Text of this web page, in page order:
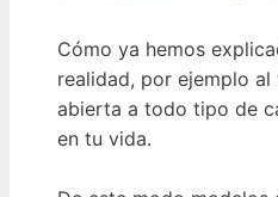
Cómo ya hemos
realidad, por ejemplo
abierta a todo tipo de
en tu vida.